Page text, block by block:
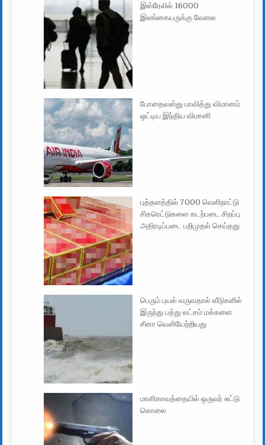
இஸ்ரேலில் 16000
இலங்கையருக்கு வேலை
போதைவஸ்து பாவித்து விமானம்
ஒட்டிய இந்திய விமானி
புத்தளத்தில் 7000 வெளிநாட்டு
சிகரெட்டுகளை கடற்படை சிறப்பு
அதிரடிப்படை பறிமுதல் செய்தது
பெரும் புயல் வருவதால் வீடுகளில்
இருந்து பத்து லட்சம் மக்களை
சீனா வெளியேற்றியது
மாளிகாவத்தையில் ஒருவர் சுட்டு
கொலை